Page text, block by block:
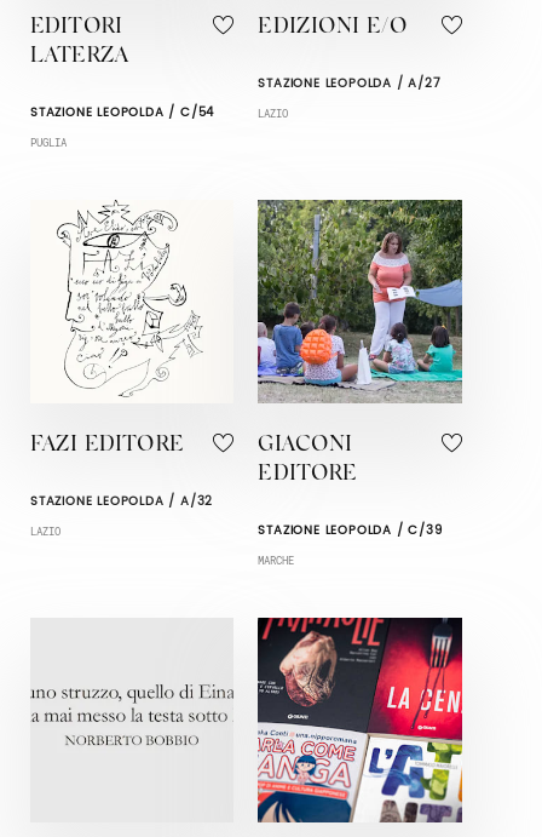
EDITORI
LATERZA
STAZIONE LEOPOLDA / C/54
PUGLIA
EDIZIONI E/O
STAZIONE LEOPOLDA / A/27
LAZIO
FAZI EDITORE
STAZIONE LEOPOLDA / A/32
LAZIO
GIACONI
EDITORE
STAZIONE LEOPOLDA / C/39
MARCHE